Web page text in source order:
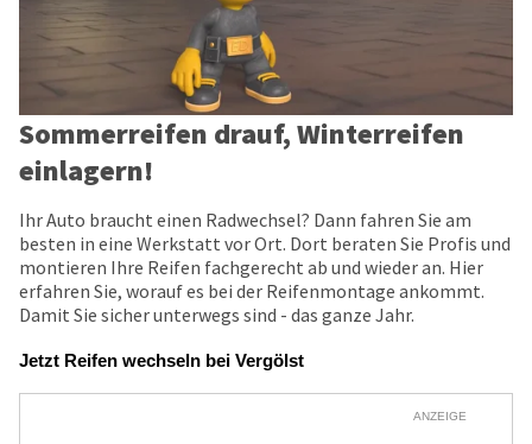
Sommerreifen drauf, Winterreifen
einlagern!
Ihr Auto braucht einen Radwechsel? Dann fahren Sie am
besten in eine Werkstatt vor Ort. Dort beraten Sie Profis und
montieren Ihre Reifen fachgerecht ab und wieder an. Hier
erfahren Sie, worauf es bei der Reifenmontage ankommt.
Damit Sie sicher unterwegs sind - das ganze Jahr.
Jetzt Reifen wechseln bei Vergölst
ANZEIGE